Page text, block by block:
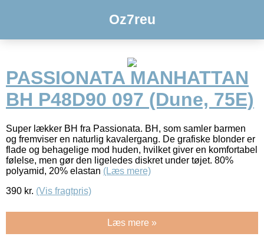
Oz7reu
PASSIONATA MANHATTAN
BH P48D90 097 (Dune, 75E)
Super lækker BH fra Passionata. BH, som samler barmen
og fremviser en naturlig kavalergang. De grafiske blonder er
flade og behagelige mod huden, hvilket giver en komfortabel
følelse, men gør den ligeledes diskret under tøjet. 80%
polyamid, 20% elastan (Læs mere)
390 kr. (Vis fragtpris)
Læs mere »